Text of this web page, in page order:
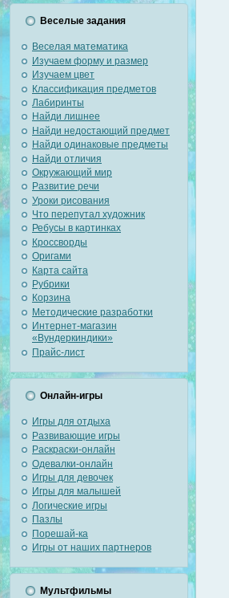
Веселые задания
Веселая математика
Изучаем форму и размер
Изучаем цвет
Классификация предметов
Лабиринты
Найди лишнее
Найди недостающий предмет
Найди одинаковые предметы
Найди отличия
Окружающий мир
Развитие речи
Уроки рисования
Что перепутал художник
Ребусы в картинках
Кроссворды
Оригами
Карта сайта
Рубрики
Корзина
Методические разработки
Интернет-магазин
«Вундеркиндики»
Прайс-лист
Онлайн-игры
Игры для отдыха
Развивающие игры
Раскраски-онлайн
Одевалки-онлайн
Игры для девочек
Игры для малышей
Логические игры
Пазлы
Порешай-ка
Игры от наших партнеров
Мультфильмы